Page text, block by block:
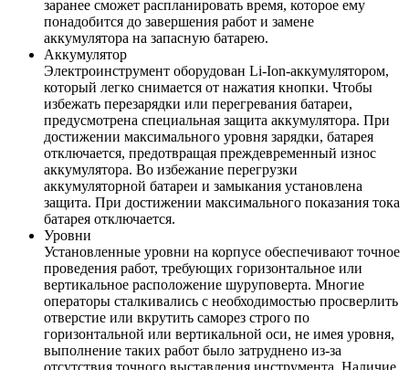
заранее сможет распланировать время, которое ему
понадобится до завершения работ и замене
аккумулятора на запасную батарею.
Аккумулятор
Электроинструмент оборудован Li-Ion-аккумулятором,
который легко снимается от нажатия кнопки. Чтобы
избежать перезарядки или перегревания батареи,
предусмотрена специальная защита аккумулятора. При
достижении максимального уровня зарядки, батарея
отключается, предотвращая преждевременный износ
аккумулятора. Во избежание перегрузки
аккумуляторной батареи и замыкания установлена
защита. При достижении максимального показания тока
батарея отключается.
Уровни
Установленные уровни на корпусе обеспечивают точное
проведения работ, требующих горизонтальное или
вертикальное расположение шуруповерта. Многие
операторы сталкивались с необходимостью просверлить
отверстие или вкрутить саморез строго по
горизонтальной или вертикальной оси, не имея уровня,
выполнение таких работ было затруднено из-за
отсутствия точного выставления инструмента. Наличие